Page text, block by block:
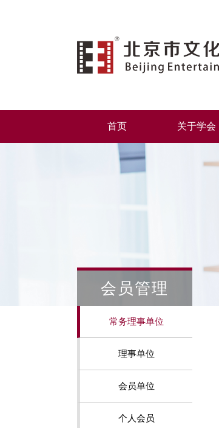
首页 关于学会
会员管理
常务理事单位
理事单位
会员单位
个人会员